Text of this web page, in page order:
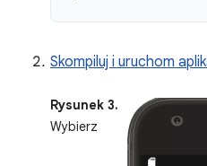
Skompiluj i uruchom
Rysunek 3.
Wybierz